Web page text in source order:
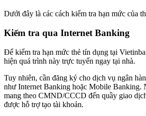
Dưới đây là các cách kiểm tra hạn mức của
Kiểm tra qua Internet Banking
Để kiểm tra hạn mức thẻ tín dụng tại
hiện quá trình này trực tuyến ngay tại nhà.
Tuy nhiên, cần đăng ký cho dịch vụ ngân
như Internet Banking hoặc Mobile Banking.
mang theo CMND/CCCD đến quầy giao
được hỗ trợ tạo tài khoản.